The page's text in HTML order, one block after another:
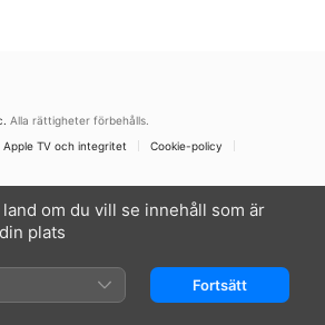
Alla rättigheter förbehålls.
Apple TV och integritet
Cookie-policy
om du vill se innehåll som är
plats
Fortsätt